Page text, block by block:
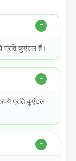
प्रति कुएंटल हैं।
प्रति कुएंटल